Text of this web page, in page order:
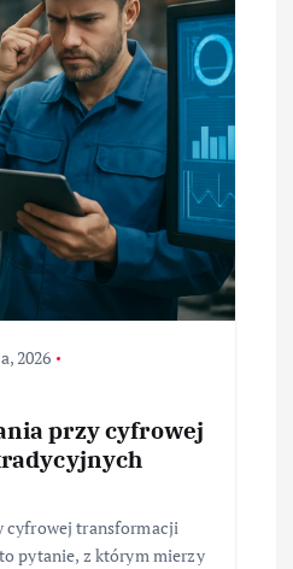
2026
przy cyfrowej
cyfrowej transformacji
pytanie, z którym mierzy